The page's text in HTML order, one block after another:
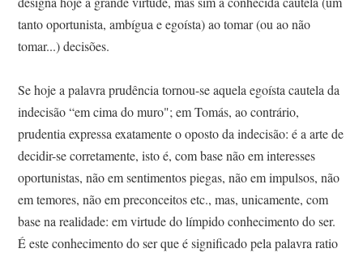
tanto oportunista, ambígua e egoísta) ao tomar (ou ao não
tomar...) decisões.
Se hoje a palavra prudência tornou-se aquela egoísta cautela da
indecisão “em cima do muro"; em Tomás, ao contrário,
prudentia expressa exatamente o oposto da indecisão: é a arte de
decidir-se corretamente, isto é, com base não em interesses
oportunistas, não em sentimentos piegas, não em impulsos, não
em temores, não em preconceitos etc., mas, unicamente, com
base na realidade: em virtude do límpido conhecimento do ser.
É este conhecimento do ser que é significado pela palavra ratio